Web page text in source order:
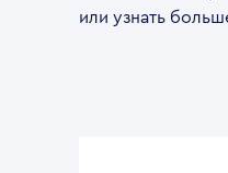
или узнать